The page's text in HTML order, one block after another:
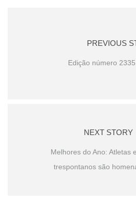
PREVIOUS
Edição número
NEXT STORY
Melhores do Ano: Atletas
trespontanos são